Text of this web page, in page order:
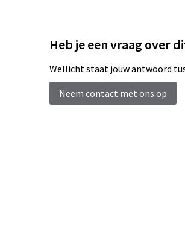
Heb je een vraag over
Wellicht staat jouw antwoord
Neem contact met ons op